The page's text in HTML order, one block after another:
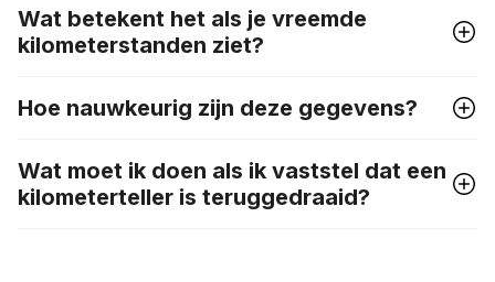
Wat betekent het als je vreemde
kilometerstanden ziet?
Hoe nauwkeurig zijn deze gegevens?
Wat moet ik doen als ik vaststel dat een
kilometerteller is teruggedraaid?